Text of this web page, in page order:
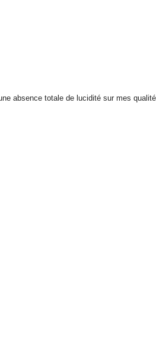
absence totale de lucidité sur mes